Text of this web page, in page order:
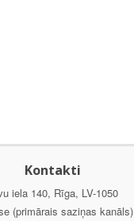
Kontakti
iela 140, Rīga, LV-1050
(primārais saziņas kanāls)